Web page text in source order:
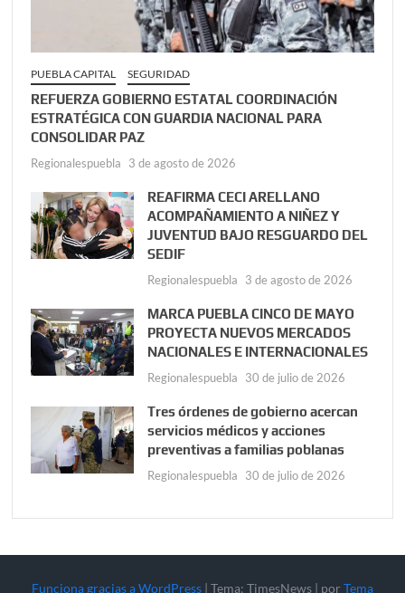
PUEBLA CAPITAL SEGURIDAD
REFUERZA GOBIERNO ESTATAL COORDINACIÓN
ESTRATÉGICA CON GUARDIA NACIONAL PARA
CONSOLIDAR PAZ
Regionalespuebla 3 de agosto de 2026
REAFIRMA CECI ARELLANO
ACOMPAÑAMIENTO A NIÑEZ Y
JUVENTUD BAJO RESGUARDO DEL
SEDIF
Regionalespuebla 3 de agosto de 2026
MARCA PUEBLA CINCO DE MAYO
PROYECTA NUEVOS MERCADOS
NACIONALES E INTERNACIONALES
Regionalespuebla 30 de julio de 2026
Tres órdenes de gobierno acercan
servicios médicos y acciones
preventivas a familias poblanas
Regionalespuebla 30 de julio de 2026
Funciona gracias a WordPress | Tema: TimesNews | por Tema